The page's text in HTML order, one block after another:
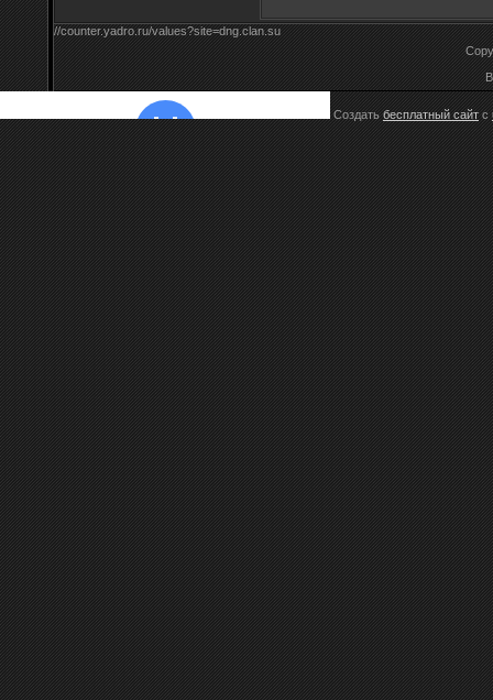
//counter.yadro.ru/values?site=dng.clan.su
Создать бесплатный сайт с